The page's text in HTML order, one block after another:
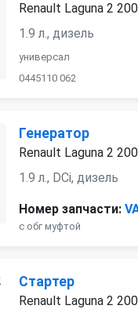
Renault Laguna 2
1.9 л., дизель
универсал
0445110 062
Генератор
Renault Laguna 2
1.9 л., DCi, дизель
Номер запчасти:
с обг муфтой
Стартер
Renault Laguna 2